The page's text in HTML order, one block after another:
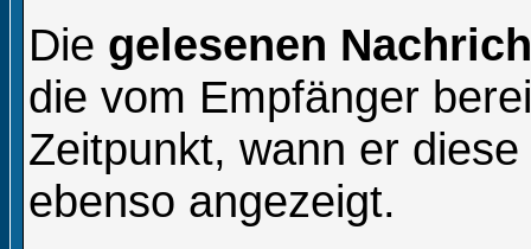
Die gelesenen
die vom Empfänger
Zeitpunkt, wann er
ebenso angezeigt.